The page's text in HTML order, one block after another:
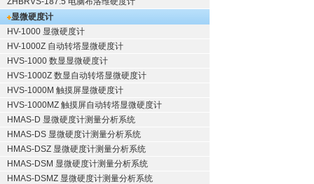
显微硬度计
HV-1000 显微硬度计
HV-1000Z 自动转塔显微硬度计
HVS-1000 数显显微硬度计
HVS-1000Z 数显自动转塔显微硬度计
HVS-1000M 触摸屏显微硬度计
HVS-1000MZ 触摸屏自动转塔显微硬度计
HMAS-D 显微硬度计测量分析系统
HMAS-DS 显微硬度计测量分析系统
HMAS-DSZ 显微硬度计测量分析系统
HMAS-DSM 显微硬度计测量分析系统
HMAS-DSMZ 显微硬度计测量分析系统